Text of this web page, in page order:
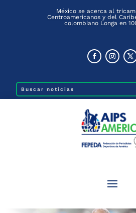
México se acerca al
Centroamericanos y del
colombiano Longa en